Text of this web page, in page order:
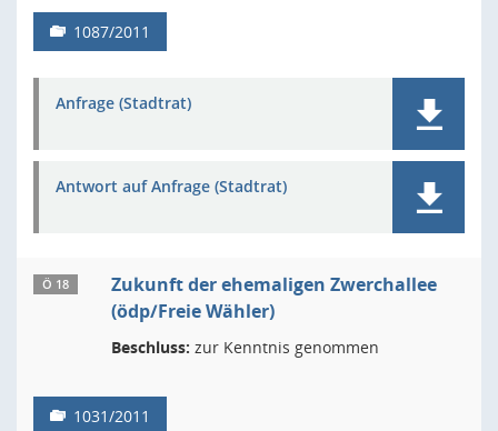
1087/2011
Anfrage (Stadtrat)
Antwort auf Anfrage (Stadtrat)
Ö 18
Zukunft der ehemaligen Zwerchallee
(ödp/Freie Wähler)
Beschluss: zur Kenntnis genommen
1031/2011